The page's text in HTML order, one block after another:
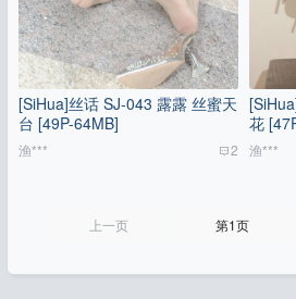
[SiHua]丝话 SJ-043 露露 丝蜜天
台 [49P-64MB]
渔*** 2
花
渔***
上一页 第1页